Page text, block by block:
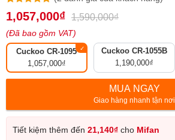
5.00trên 5
dựa trên
2
1,057,000₫ 1,590,000₫
(Đã bao gồm VAT)
Cuckoo CR-1095
1,057,000₫
Cuckoo CR-1055B
1,190,000₫
MUA NGAY
Giao hàng nhanh tận nơi
Tiết kiệm thêm đến 21,140₫ cho Mifan